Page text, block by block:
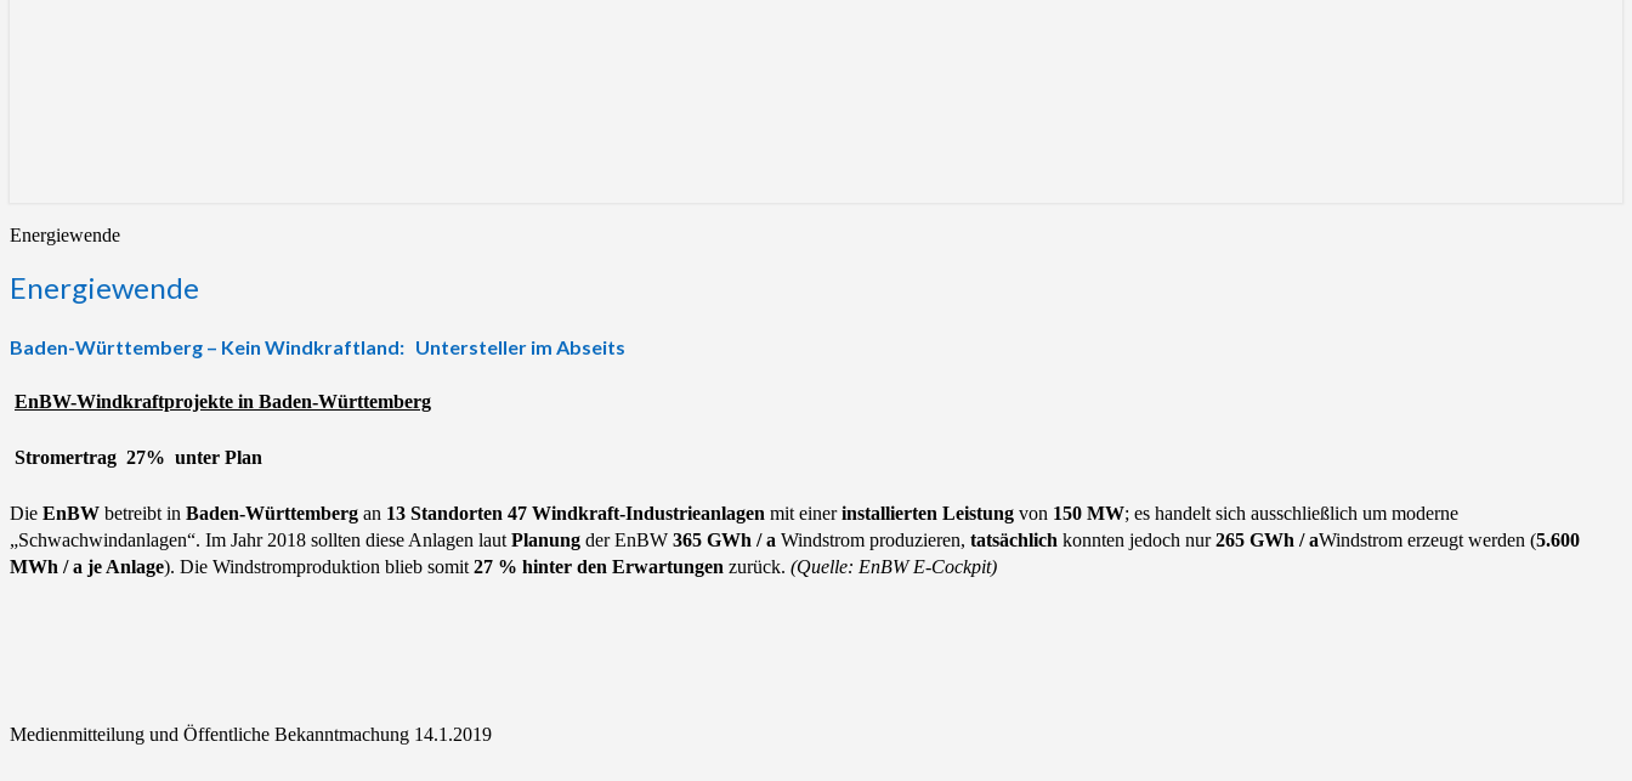
Energiewende
Energiewende
Baden-Württemberg – Kein Windkraftland: Untersteller im Abseits
EnBW-Windkraftprojekte in Baden-Württemberg
Stromertrag 27% unter Plan
Die EnBW betreibt in Baden-Württemberg an 13 Standorten 47 Windkraft-Industrieanlagen mit einerinstallierten Leistung von 150 MW; es handelt sich ausschließlich um moderne
„Schwachwindanlagen“. Im Jahr 2018 sollten diese Anlagen lautPlanung der EnBW 365 GWh / a Windstrom produzieren, tatsächlich konnten jedoch nur265 GWh / aWindstrom erzeugt werden (5.600
MWh / a je Anlage). Die Windstromproduktion blieb somit27 % hinter den Erwartungen zurück. (Quelle: EnBW E-Cockpit)
Medienmitteilung und Öffentliche Bekanntmachung 14.1.2019